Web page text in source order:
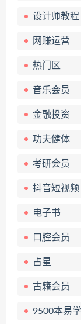
设计师教程
网赚运营
热门区
音乐会员
金融投资
功夫健体
考研会员
抖音短视频
电子书
口腔会员
占星
古籍会员
9500本易